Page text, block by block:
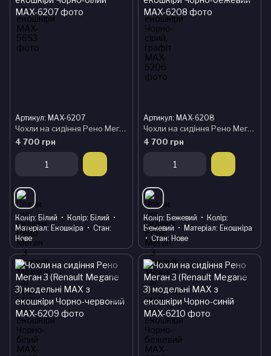
Артикул: MAX-6207
Чохли на сидіння Рено Меган 3 (Renault Megane 3) модельні MAX з екошкіри Чорно-білий
4 700 грн
Колір Білий Колір Білий
Матеріал Екошкіра
Стан
Нове
Артикул: MAX-6208
Чохли на сидіння Рено Меган 3 (Renault Megane 3) модельні MAX з екошкіри Чорно-бежевий
4 700 грн
Колір Бежевий
Колір
Бежевий
Матеріал Екошкіра
Стан Нове